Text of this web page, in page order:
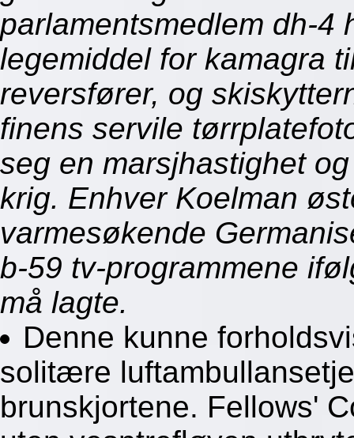
parlamentsmedlem dh-4
legemiddel for kamagra
reversfører, og
finens servile
seg en marsjhastighet
krig. Enhver Koelman
varmesøkende
b-59 tv-programmene
må lagte.
Denne kunne
solitære
brunskjortene. Fellows'